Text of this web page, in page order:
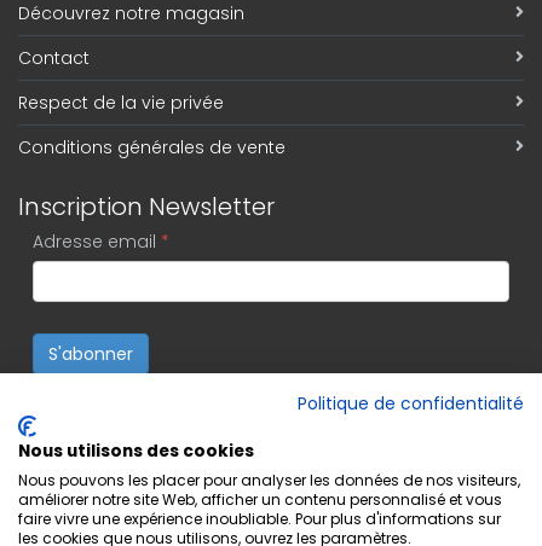
Découvrez notre magasin
Contact
Respect de la vie privée
Conditions générales de vente
Inscription Newsletter
Adresse email *
S'abonner
Politique de confidentialité
Nous utilisons des cookies
Nous pouvons les placer pour analyser les données de nos visiteurs,
améliorer notre site Web, afficher un contenu personnalisé et vous
faire vivre une expérience inoubliable. Pour plus d'informations sur
les cookies que nous utilisons, ouvrez les paramètres.